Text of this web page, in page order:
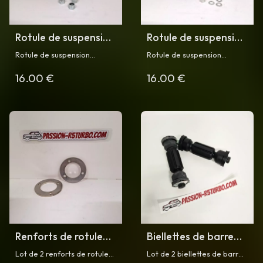
Rotule de suspension
inférieure droite
Rotule de suspension
Turbo et Turbo 2, montage à
16.00 €
Rotule de suspension
inférieure gauche
Rotule de suspension
Turbo et Turbo 2, montage à
16.00 €
Renforts de rotule
pour R5 turbo
Lot de 2 renforts de rotule
Biellettes de barre
stabilisatrice arrière
Lot de 2 biellettes de barre